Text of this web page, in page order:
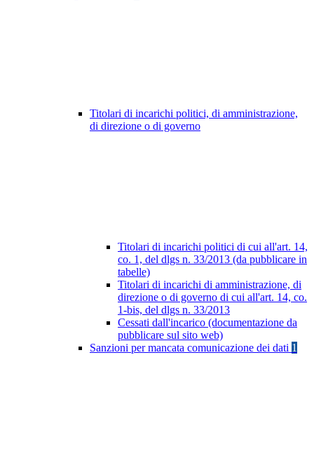
Titolari di incarichi politici, di amministrazione,
di direzione o di governo
Titolari di incarichi politici di cui all'art. 14,
co. 1, del dlgs n. 33/2013 (da pubblicare in
tabelle)
Titolari di incarichi di amministrazione, di
direzione o di governo di cui all'art. 14, co.
1-bis, del dlgs n. 33/2013
Cessati dall'incarico (documentazione da
pubblicare sul sito web)
Sanzioni per mancata comunicazione dei dati 1